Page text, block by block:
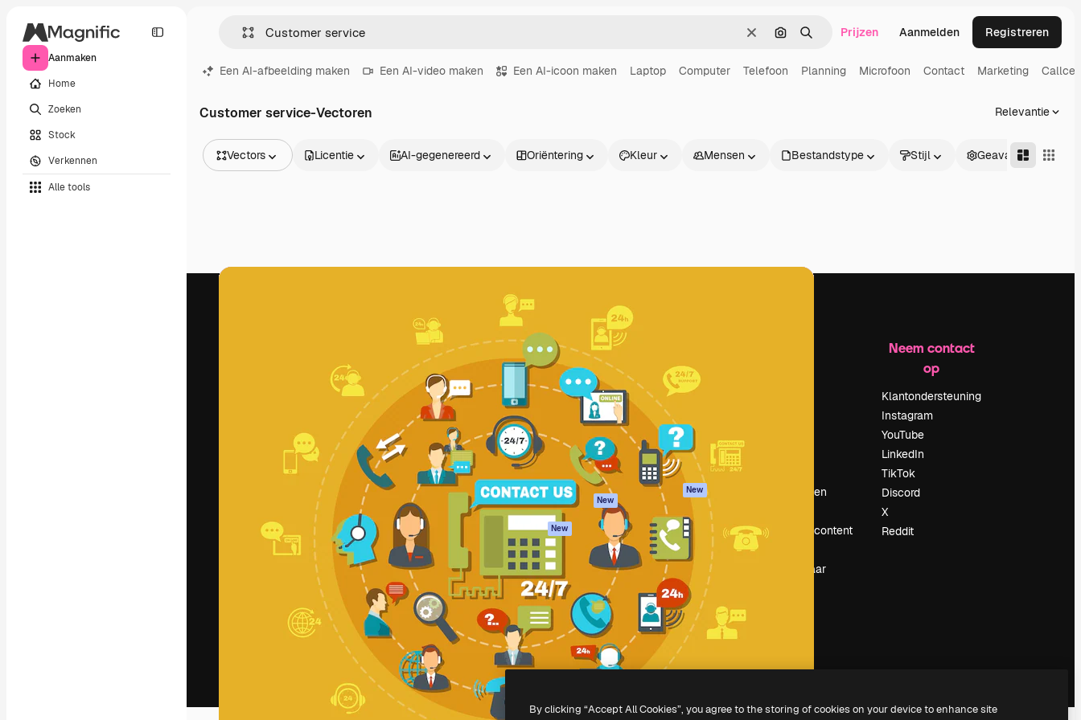
Aanmaken
Home
Zoeken
Stock
Verkennen
Alle tools
WissenZoeken op afbeelding
ZoekenPrijzen Aanmelden Registreren
Een AI-afbeelding maken Een AI-video maken Een AI-icoon maken Laptop Computer Telefoon Planning Microfoon Contact Marketing
Customer service-Vectoren Relevantie
Vectors
Video's
Licentie AI-gegenereerd Oriëntering Kleur Mensen Bestandstype Stijl Geavanceerd
Het creatieve platform om je beste werk te
creëren. Meer dan 1 miljoen abonnees
onder creatievelingen, ondernemingen,
bureaus en studio's.
Nederlands
Producten
AI-assistent
AI Image Generator
AI Video Generator
AI Voice Generator
Stockcontent
MCP voor
Claude/ChatGPT
New
Agenten New
API
Mobiele app
Alle Magnific-tools
Academy
Documentatie
Ondersteuning
Algemene
voorwaarden
Privacybeleid
Originelen
New
Cookiebeleid
Vertrouwenscentrum
Partners
Onderneming
Evenementen
Verkoop je content
Perszaal
Op zoek naar
Neem contact
op
Klantondersteuning
Instagram
YouTube
LinkedIn
TikTok
Discord
X
Reddit
Copyright © 2010-2026Freepik Company S.L.U.Alle rechten voorbehouden
By clicking “Accept All Cookies”, you agree to the storing of cookies on your device to enhance site